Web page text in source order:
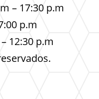
– 17:30 p.m
p.m
12:30 p.m